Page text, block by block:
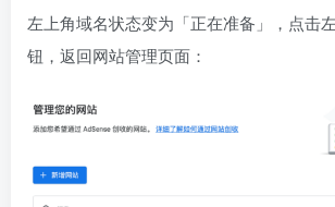
左上角域名状态变为「正在准备」，点击
钮，返回网站管理页面：